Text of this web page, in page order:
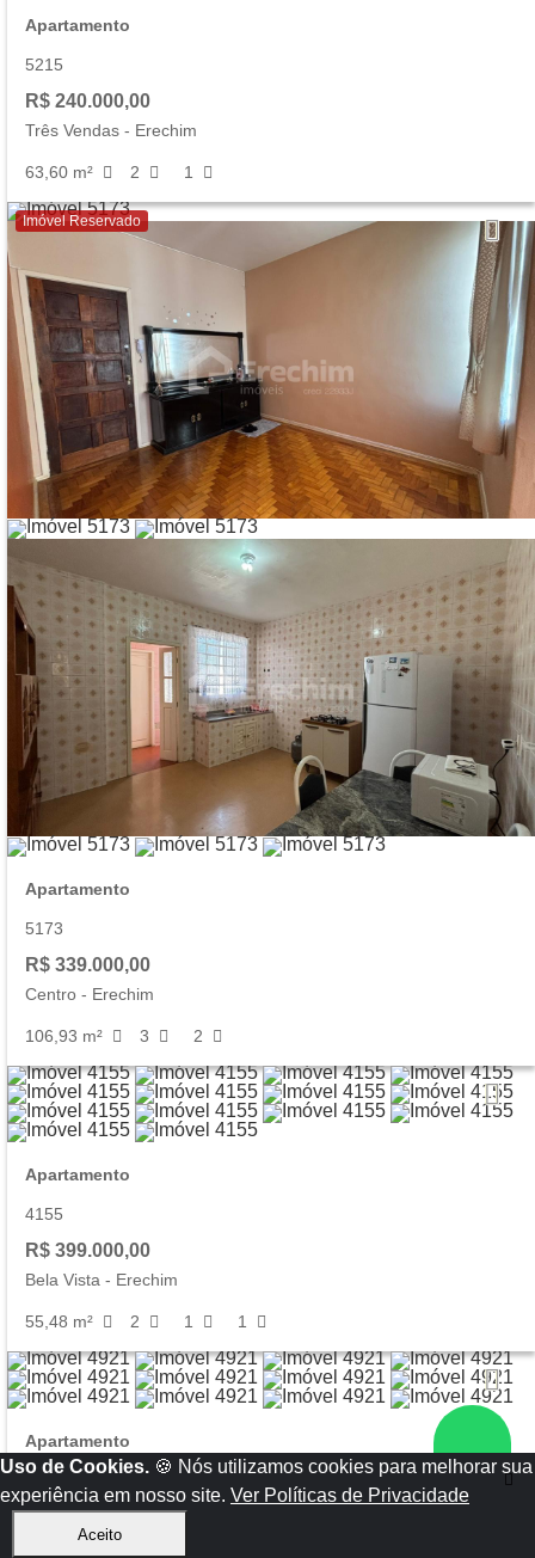
Apartamento
5215
R$ 240.000,00
Três Vendas - Erechim
63,60 m² 2 1
Imóvel Reservado
Apartamento
5173
R$ 339.000,00
Centro - Erechim
106,93 m² 3 2
Apartamento
4155
R$ 399.000,00
Bela Vista - Erechim
55,48 m² 2 1 1
Apartamento
R$ 443.043,00
-Erechim
Uso de Cookies. 🍪 Nós utilizamos cookies para melhorar sua
experiência em nosso site. Ver Políticas de Privacidade
Aceito